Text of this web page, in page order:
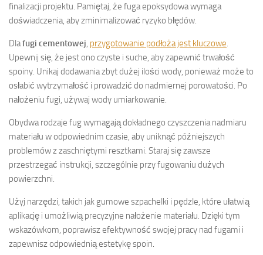
finalizacji projektu. Pamiętaj, że fuga epoksydowa wymaga
doświadczenia, aby zminimalizować ryzyko błędów.
Dlafugi cementowej, przygotowanie podłoża jest kluczowe.
Upewnij się, że jest ono czyste i suche, aby zapewnić trwałość
spoiny. Unikaj dodawania zbyt dużej ilości wody, ponieważ może to
osłabić wytrzymałość i prowadzić do nadmiernej porowatości. Po
nałożeniu fugi, używaj wody umiarkowanie.
Obydwa rodzaje fug wymagają dokładnego czyszczenia nadmiaru
materiału w odpowiednim czasie, aby uniknąć późniejszych
problemów z zaschniętymi resztkami. Staraj się zawsze
przestrzegać instrukcji, szczególnie przy fugowaniu dużych
powierzchni.
Użyj narzędzi, takich jak gumowe szpachelki i pędzle, które ułatwią
aplikację i umożliwią precyzyjne nałożenie materiału. Dzięki tym
wskazówkom, poprawisz efektywność swojej pracy nad fugami i
zapewnisz odpowiednią estetykę spoin.